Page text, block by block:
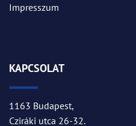
Impresszum
KAPCSOLAT
1163 Budapest,
Cziráki utca 26-32.